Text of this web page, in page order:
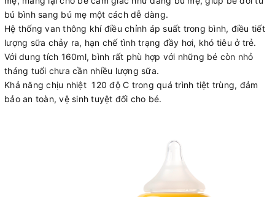
bú bình sang bú mẹ một cách dễ dàng.
Hệ thống van thông khí điều chỉnh áp suất trong bình, điều tiết
lượng sữa chảy ra, hạn chế tình trạng đầy hơi, khó tiêu ở trẻ.
Với dung tích 160ml, bình rất phù hợp với những bé còn nhỏ
tháng tuổi chưa cần nhiều lượng sữa.
Khả năng chịu nhiệt 120 độ C trong quá trình tiệt trùng, đảm
bảo an toàn, vệ sinh tuyệt đối cho bé.